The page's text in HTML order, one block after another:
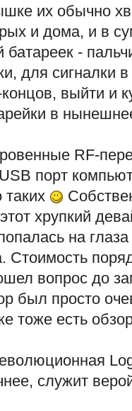
их обычно
и дома, и в
батареек -
для сигналки
выйти и
в
RF-
порт
хрупкий
на
Стоимость
вопрос до
был просто
тоже есть
служит